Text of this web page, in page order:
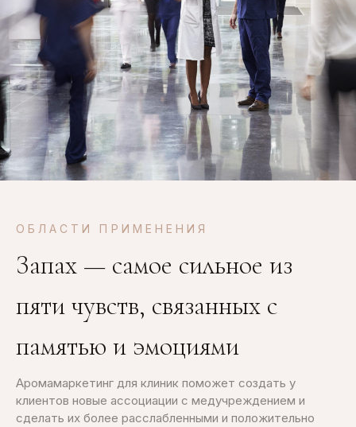
ОБЛАСТИ ПРИМЕНЕНИЯ
Запах — самое сильное из
пяти чувств, связанных с
памятью и эмоциями
Аромамаркетинг для клиник поможет создать у
клиентов новые ассоциации с медучреждением и
сделать их более расслабленными и положительно